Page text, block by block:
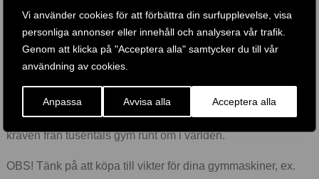
Vi använder cookies för att förbättra din surfupplevelse, visa
personliga annonser eller innehåll och analysera vår trafik.
Genom att klicka på "Acceptera alla" samtycker du till vår
användning av cookies.
Anpassa Avvisa alla Acceptera alla
Träningsmaskiner med fria vikter finns i ett flertal olika
märken och serier såsom Body Solid, Leverage Line,
Powerline, Steelflex Plate Load, Life Fitness, Ab Crunch
Vi erbjuder de mest prisvärda och kraftiga friviktsmaskinerna
med på marknaden och för att tillgodose de högt ställda
kraven från tusentals gym runt om i världen.
OBS! Tänk på att köpa till vikter för dina gymmaskiner, ex.